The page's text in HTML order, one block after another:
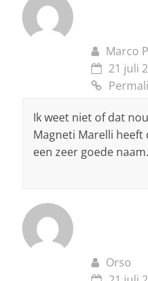
Marco
21 juli
Ik weet niet of dat
Magneti Marelli
een zeer goede
Orso